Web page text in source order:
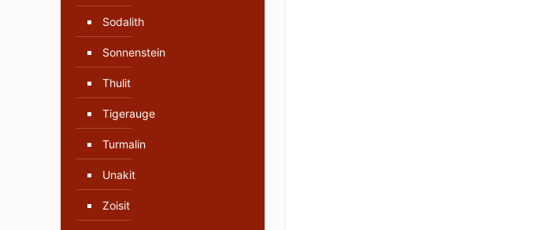
Sodalith
Sonnenstein
Thulit
Tigerauge
Turmalin
Unakit
Zoisit